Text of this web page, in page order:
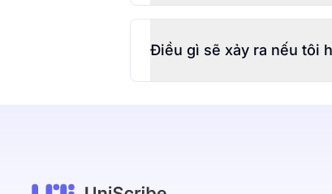
Điều gì sẽ xảy ra nếu tôi